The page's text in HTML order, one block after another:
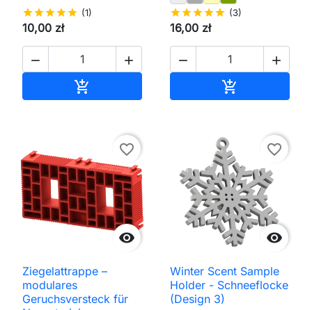
starstarstarstarstar (1)
10,00 zł
 

starstarstarstarstar (3)
16,00 zł
 


favorite_border
Ziegelattrappe –
modulares
Geruchsversteck für

favorite_border
Winter Scent Sample
Holder - Schneeflocke
(Design 3)